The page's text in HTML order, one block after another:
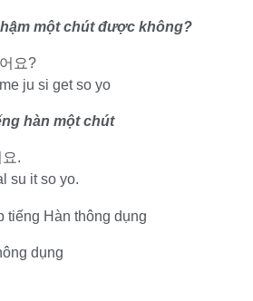
một chút được không?
요?
ju si get so yo
hàn một chút
.
su it so yo.
dụng